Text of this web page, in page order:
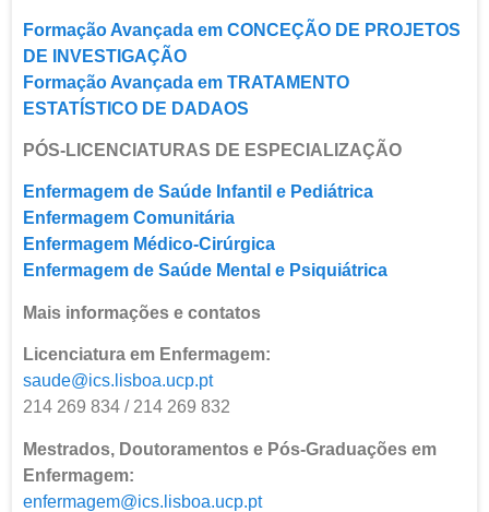
Formação Avançada em CONCEÇÃO DE PROJETOS
DE INVESTIGAÇÃO
Formação Avançada em TRATAMENTO
ESTATÍSTICO DE DADAOS
PÓS-LICENCIATURAS DE ESPECIALIZAÇÃO
Enfermagem de Saúde Infantil e Pediátrica
Enfermagem Comunitária
Enfermagem Médico-Cirúrgica
Enfermagem de Saúde Mental e Psiquiátrica
Mais informações e contatos
Licenciatura em Enfermagem:
saude@ics.lisboa.ucp.pt
214 269 834 / 214 269 832
Mestrados, Doutoramentos e Pós-Graduações em
Enfermagem:
enfermagem@ics.lisboa.ucp.pt